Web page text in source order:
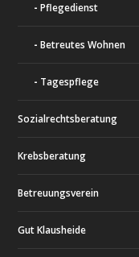
Pflegedienst
Betreutes Wohnen
Tagespflege
Sozialrechtsberatung
Krebsberatung
Betreuungsverein
Gut Klausheide